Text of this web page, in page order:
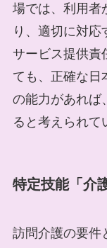
場では、利用者
り、適切に対応
サービス提供責
ても、正確な日
の能力があれば
ると考えられて
特定技能「介
訪問介護の要件